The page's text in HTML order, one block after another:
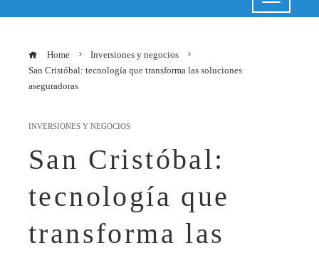
Home
Inversiones y negocios
San Cristóbal: tecnología que transforma las soluciones
aseguradoras
INVERSIONES Y NEGOCIOS
San Cristóbal:
tecnología que
transforma las